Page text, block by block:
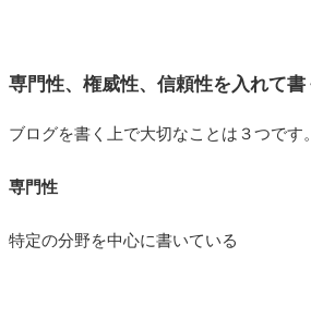
専門性、権威性、信頼性を入れて書
ブログを書く上で大切なことは３つです。
専門性
特定の分野を中心に書いている